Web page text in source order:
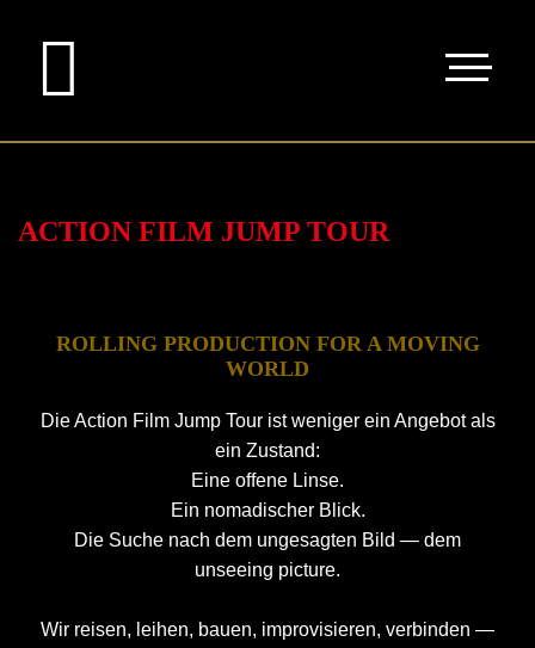
ACTION FILM JUMP TOUR
ROLLING PRODUCTION FOR A MOVING
WORLD
Die Action Film Jump Tour ist weniger ein Angebot als
ein Zustand:
Eine offene Linse.
Ein nomadischer Blick.
Die Suche nach dem ungesagten Bild — dem
unseeing picture.
Wir reisen, leihen, bauen, improvisieren, verbinden —